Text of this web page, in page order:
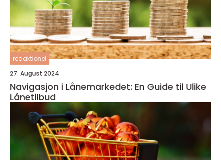
redaktionel
27. August 2024
Navigasjon i Lånemarkedet: En Guide til Ulike
Lånetilbud